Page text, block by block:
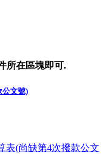
所在區塊即可.
公文號)
表(尚缺第4次撥款公文